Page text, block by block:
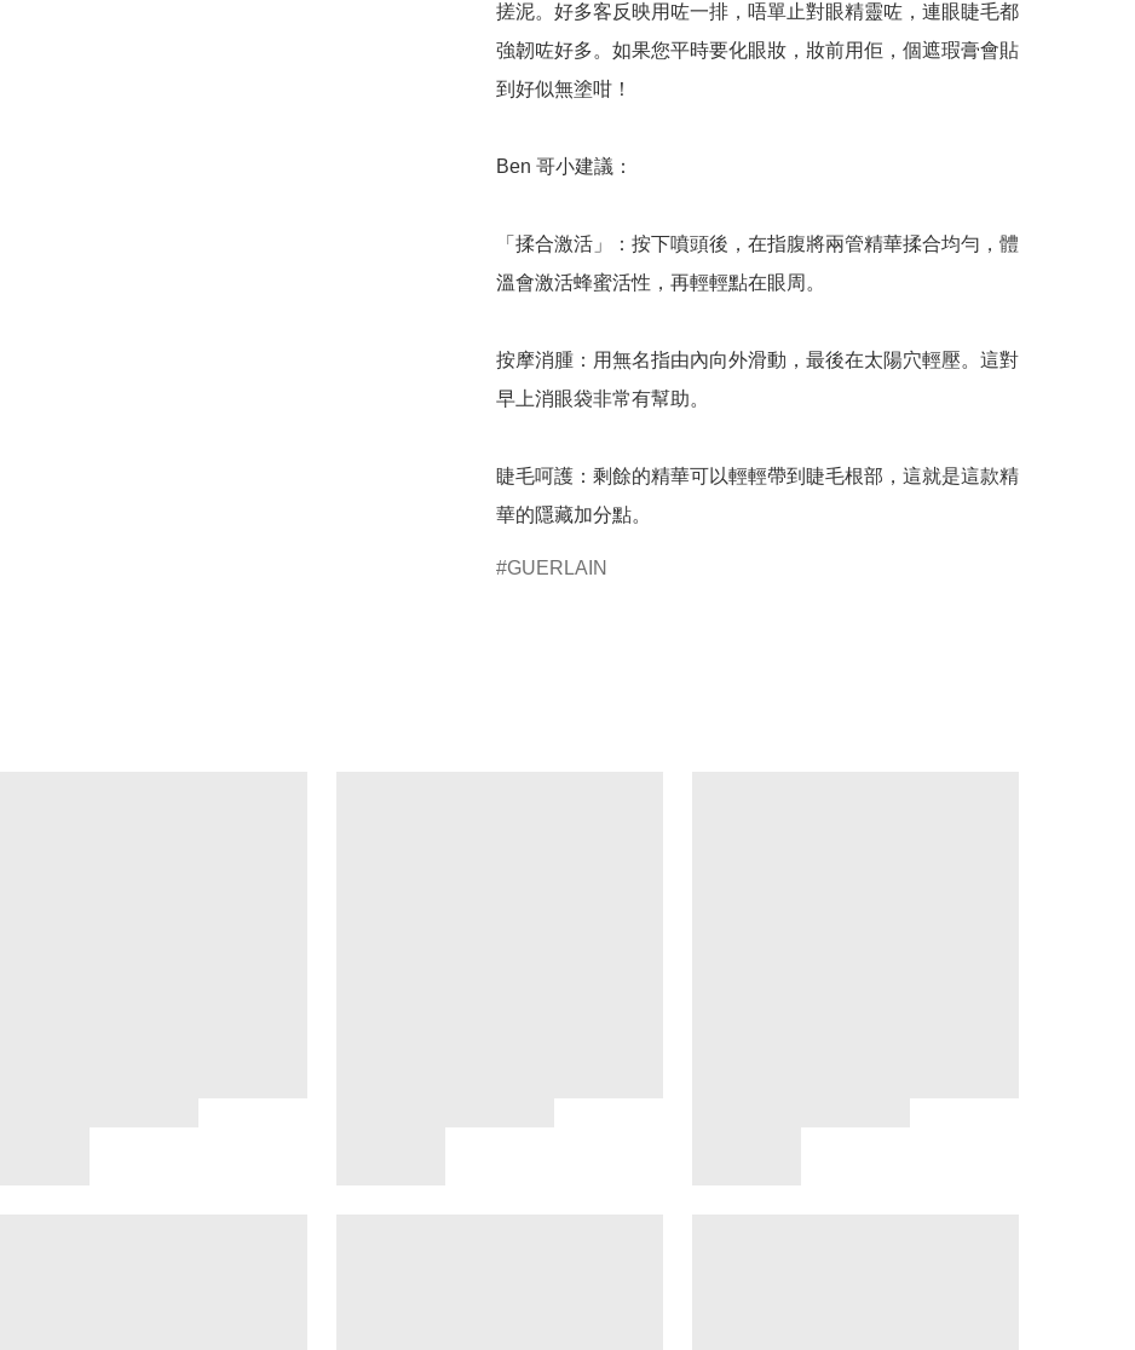
搓泥。好多客反映用咗一排，唔單止對眼精靈咗，連眼睫毛都
強韌咗好多。如果您平時要化眼妝，妝前用佢，個遮瑕膏會貼
到好似無塗咁！
Ben 哥小建議：
「揉合激活」：按下噴頭後，在指腹將兩管精華揉合均勻，體
溫會激活蜂蜜活性，再輕輕點在眼周。
按摩消腫：用無名指由內向外滑動，最後在太陽穴輕壓。這對
早上消眼袋非常有幫助。
睫毛呵護：剩餘的精華可以輕輕帶到睫毛根部，這就是這款精
華的隱藏加分點。
GUERLAIN